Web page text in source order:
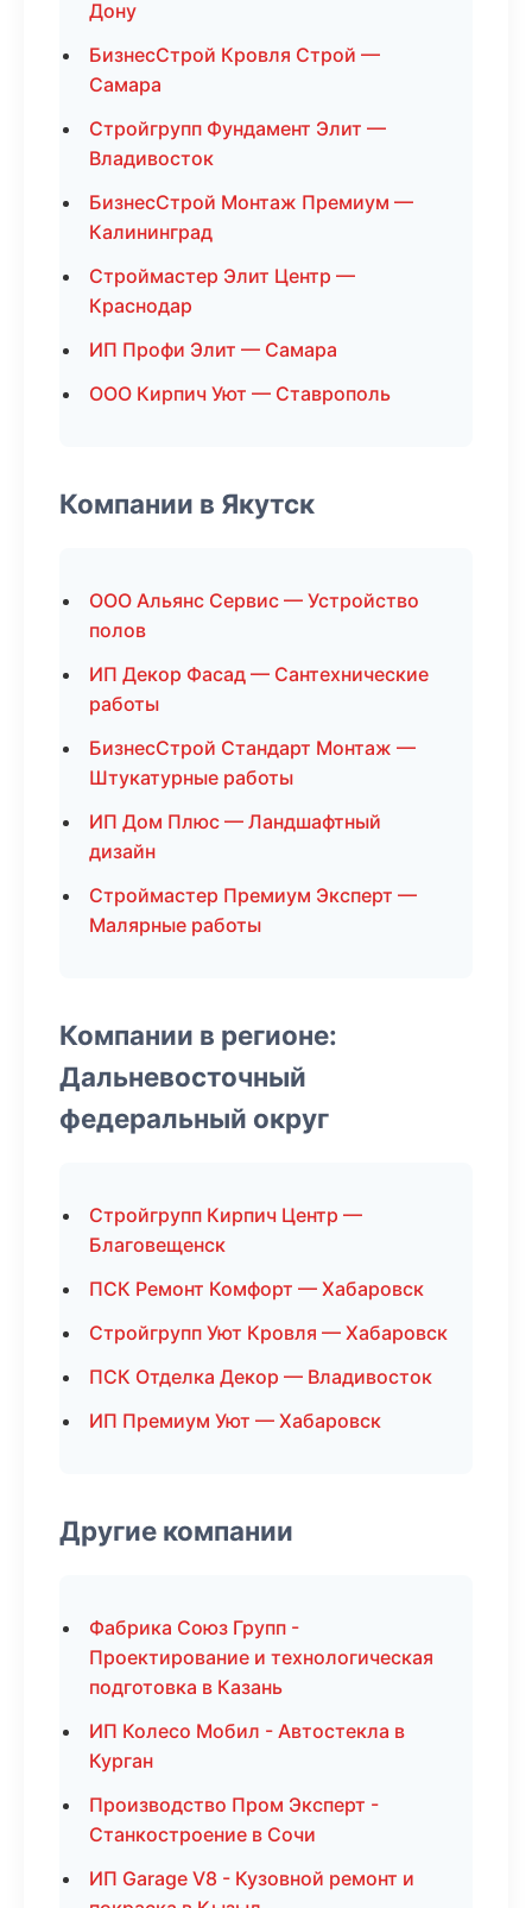
Дону
БизнесСтрой Кровля Строй —
Самара
Стройгрупп Фундамент Элит —
Владивосток
БизнесСтрой Монтаж Премиум —
Калининград
Строймастер Элит Центр —
Краснодар
ИП Профи Элит — Самара
ООО Кирпич Уют — Ставрополь
Компании в Якутск
ООО Альянс Сервис — Устройство
полов
ИП Декор Фасад — Сантехнические
работы
БизнесСтрой Стандарт Монтаж —
Штукатурные работы
ИП Дом Плюс — Ландшафтный
дизайн
Строймастер Премиум Эксперт —
Малярные работы
Компании в регионе:
Дальневосточный
федеральный округ
Стройгрупп Кирпич Центр —
Благовещенск
ПСК Ремонт Комфорт — Хабаровск
Стройгрупп Уют Кровля — Хабаровск
ПСК Отделка Декор — Владивосток
ИП Премиум Уют — Хабаровск
Другие компании
Фабрика Союз Групп -
Проектирование и технологическая
подготовка в Казань
ИП Колесо Мобил - Автостекла в
Курган
Производство Пром Эксперт -
Станкостроение в Сочи
ИП Garage V8 - Кузовной ремонт и